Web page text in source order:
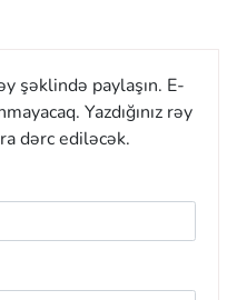
şəklində paylaşın. E-
Yazdığınız rəy
dərc ediləcək.